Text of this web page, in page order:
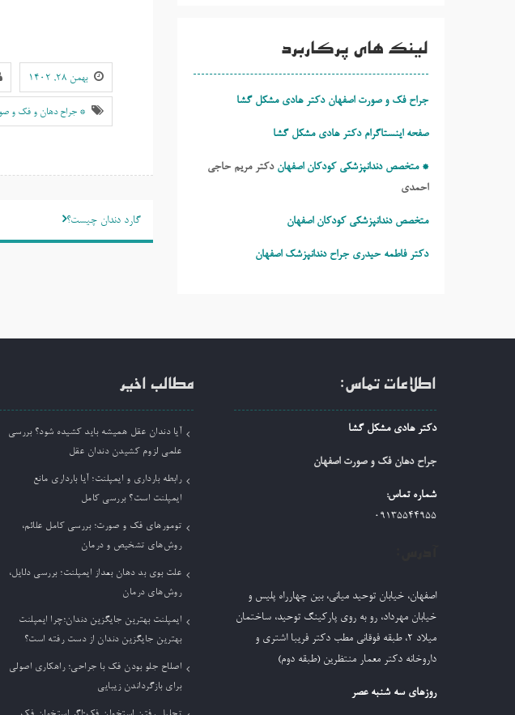
بهمن ۲۸, ۱۴۰۲
* جراح دهان و فک و
راهبری
گارد دندان چیست؟
لینک های پرکاربرد
جراح فک و صورت اصفهان دکتر هادی مشکل گشا
صفحه اینستاگرام دکتر هادی مشکل گشا
* متخصص دندانپزشکی کودکان اصفهان دکتر مریم حاجی
احمدی
متخصص دندانپزشکی کودکان اصفهان
دکتر فاطمه حیدری جراح دندانپزشک اصفهان
اطلاعات تماس:
دکتر هادی مشکل گشا
جراح دهان فک و صورت اصفهان
شماره تماس:
09135544955
اصفهان، خیابان توحید میانی، بین چهارراه پلیس و
خیابان مهرداد، رو به روی پارکینگ توحید، ساختمان
میلاد ٢، طبقه فوقانی مطب دکتر فریبا اشتری و
داروخانه دکتر معمار منتظرین (طبقه دوم)
روزهای سه شنبه عصر
مطالب اخیر
آیا دندان عقل همیشه باید کشیده شود؟ بررسی
علمی لزوم کشیدن دندان عقل
رابطه بارداری و ایمپلنت؛ آیا بارداری مانع
ایمپلنت است؟ بررسی کامل
تومورهای فک و صورت؛ بررسی کامل علائم،
روش‌های تشخیص و درمان
علت بوی بد دهان بعداز ایمپلنت؛ بررسی دلایل،
روش‌های درمان
ایمپلنت بهترین جایگزین دندان؛چرا ایمپلنت
بهترین جایگزین دندان از دست رفته است؟
اصلاح جلو بودن فک با جراحی؛ راهکاری اصولی
برای بازگرداندن زیبایی